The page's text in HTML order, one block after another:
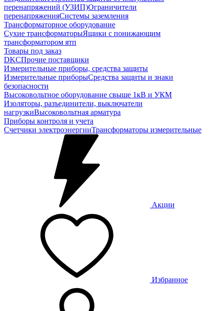
перенапряжений (УЗИП)Ограничители
перенапряженияСистемы заземления
Трансформаторное оборудование
Сухие трансформаторыЯщики с понижающим
трансформатором ятп
Товары под заказ
DKCПрочие поставщики
Измерительные приборы, средства защиты
Измерительные приборыСредства защиты и знаки
безопасности
Высоковольтное оборудование свыше 1кВ и УКМ
Изоляторы, разъединители, выключатели
нагрузкиВысоковольтная арматура
Приборы контроля и учета
Счетчики электроэнергииТрансформаторы измерительные
Акции
Избранное